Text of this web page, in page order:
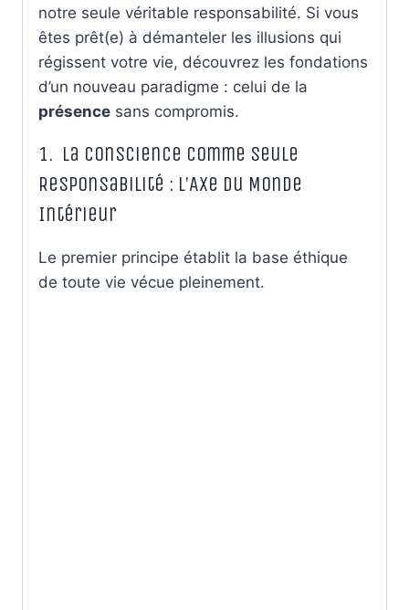
notre seule véritable responsabilité. Si vous
êtes prêt(e) à démanteler les illusions qui
régissent votre vie, découvrez les fondations
d’un nouveau paradigme : celui de la
présence sans compromis.
1. La Conscience comme Seule
Responsabilité : L’Axe du Monde
Intérieur
Le premier principe établit la base éthique
de toute vie vécue pleinement.